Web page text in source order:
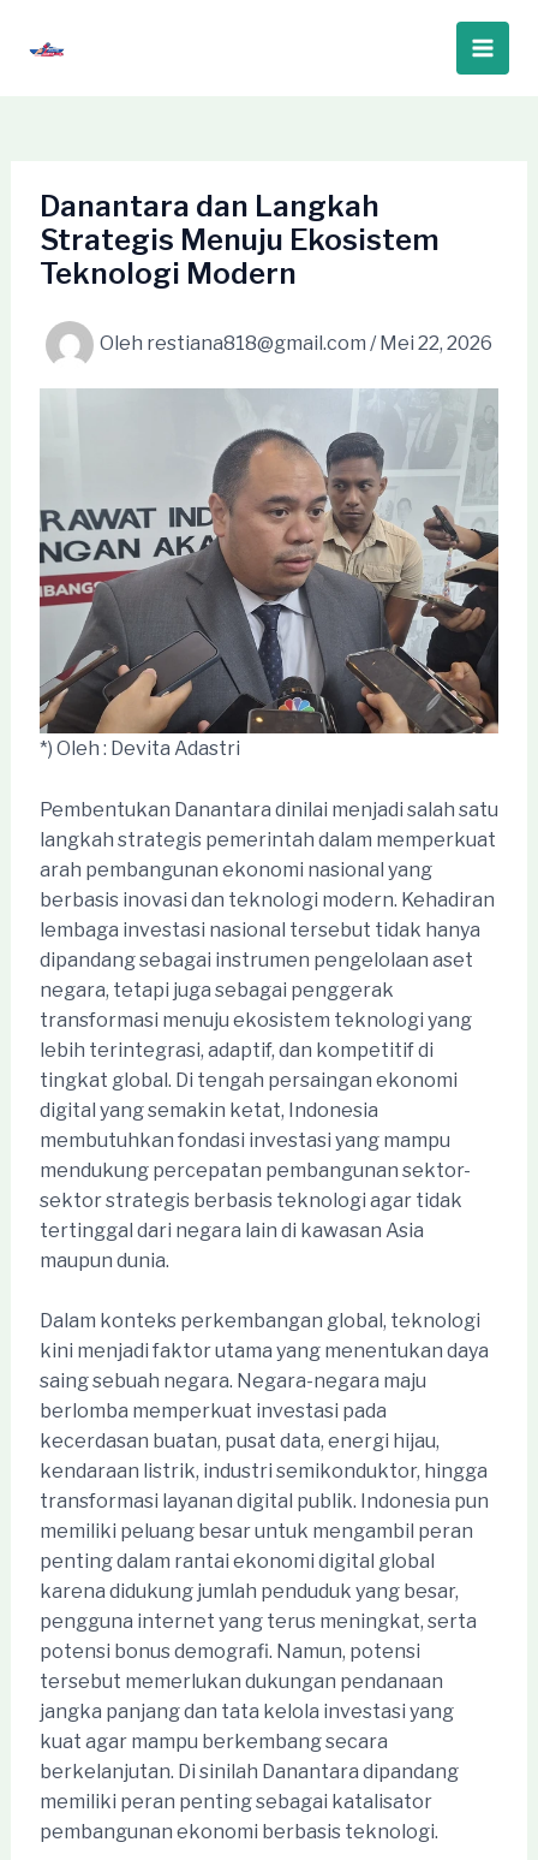
Main
Danantara dan Langkah
Strategis Menuju Ekosistem
Teknologi Modern
Oleh restiana818@gmail.com / Mei 22, 2026
*) Oleh : Devita Adastri
Pembentukan Danantara dinilai menjadi salah satu
langkah strategis pemerintah dalam memperkuat
arah pembangunan ekonomi nasional yang
berbasis inovasi dan teknologi modern. Kehadiran
lembaga investasi nasional tersebut tidak hanya
dipandang sebagai instrumen pengelolaan aset
negara, tetapi juga sebagai penggerak
transformasi menuju ekosistem teknologi yang
lebih terintegrasi, adaptif, dan kompetitif di
tingkat global. Di tengah persaingan ekonomi
digital yang semakin ketat, Indonesia
membutuhkan fondasi investasi yang mampu
mendukung percepatan pembangunan sektor-
sektor strategis berbasis teknologi agar tidak
tertinggal dari negara lain di kawasan Asia
maupun dunia.
Dalam konteks perkembangan global, teknologi
kini menjadi faktor utama yang menentukan daya
saing sebuah negara. Negara-negara maju
berlomba memperkuat investasi pada
kecerdasan buatan, pusat data, energi hijau,
kendaraan listrik, industri semikonduktor, hingga
transformasi layanan digital publik. Indonesia pun
memiliki peluang besar untuk mengambil peran
penting dalam rantai ekonomi digital global
karena didukung jumlah penduduk yang besar,
pengguna internet yang terus meningkat, serta
potensi bonus demografi. Namun, potensi
tersebut memerlukan dukungan pendanaan
jangka panjang dan tata kelola investasi yang
kuat agar mampu berkembang secara
berkelanjutan. Di sinilah Danantara dipandang
memiliki peran penting sebagai katalisator
pembangunan ekonomi berbasis teknologi.